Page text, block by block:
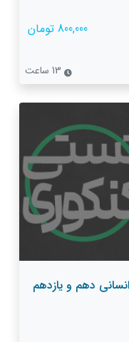
800,000 تومان
دهم و یازدهم